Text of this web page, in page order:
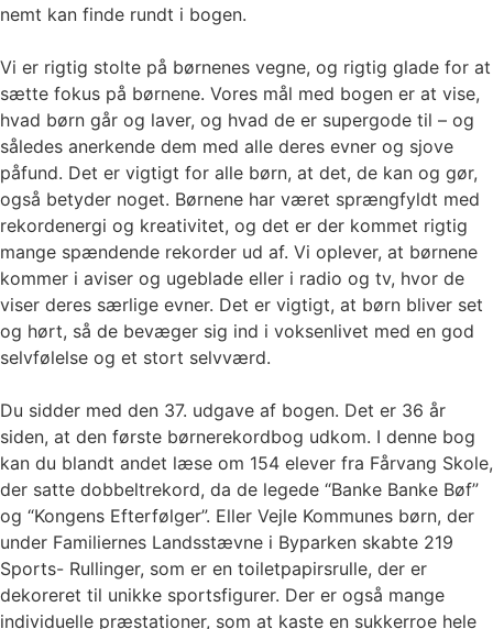
nemt kan finde rundt i bogen.
Vi er rigtig stolte på børnenes vegne, og rigtig glade for at
sætte fokus på børnene. Vores mål med bogen er at vise,
hvad børn går og laver, og hvad de er supergode til – og
således anerkende dem med alle deres evner og sjove
påfund. Det er vigtigt for alle børn, at det, de kan og gør,
også betyder noget. Børnene har været sprængfyldt med
rekordenergi og kreativitet, og det er der kommet rigtig
mange spændende rekorder ud af. Vi oplever, at børnene
kommer i aviser og ugeblade eller i radio og tv, hvor de
viser deres særlige evner. Det er vigtigt, at børn bliver set
og hørt, så de bevæger sig ind i voksenlivet med en god
selvfølelse og et stort selvværd.
Du sidder med den 37. udgave af bogen. Det er 36 år
siden, at den første børnerekordbog udkom. I denne bog
kan du blandt andet læse om 154 elever fra Fårvang Skole,
der satte dobbeltrekord, da de legede “Banke Banke Bøf”
og “Kongens Efterfølger”. Eller Vejle Kommunes børn, der
under Familiernes Landsstævne i Byparken skabte 219
Sports- Rullinger, som er en toiletpapirsrulle, der er
dekoreret til unikke sportsfigurer. Der er også mange
individuelle præstationer, som at kaste en sukkerroe hele